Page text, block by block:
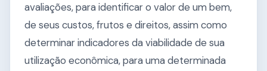
avaliações, para identificar o valor de um bem,
de seus custos, frutos e direitos, assim como
determinar indicadores da viabilidade de sua
utilização econômica, para uma determinada